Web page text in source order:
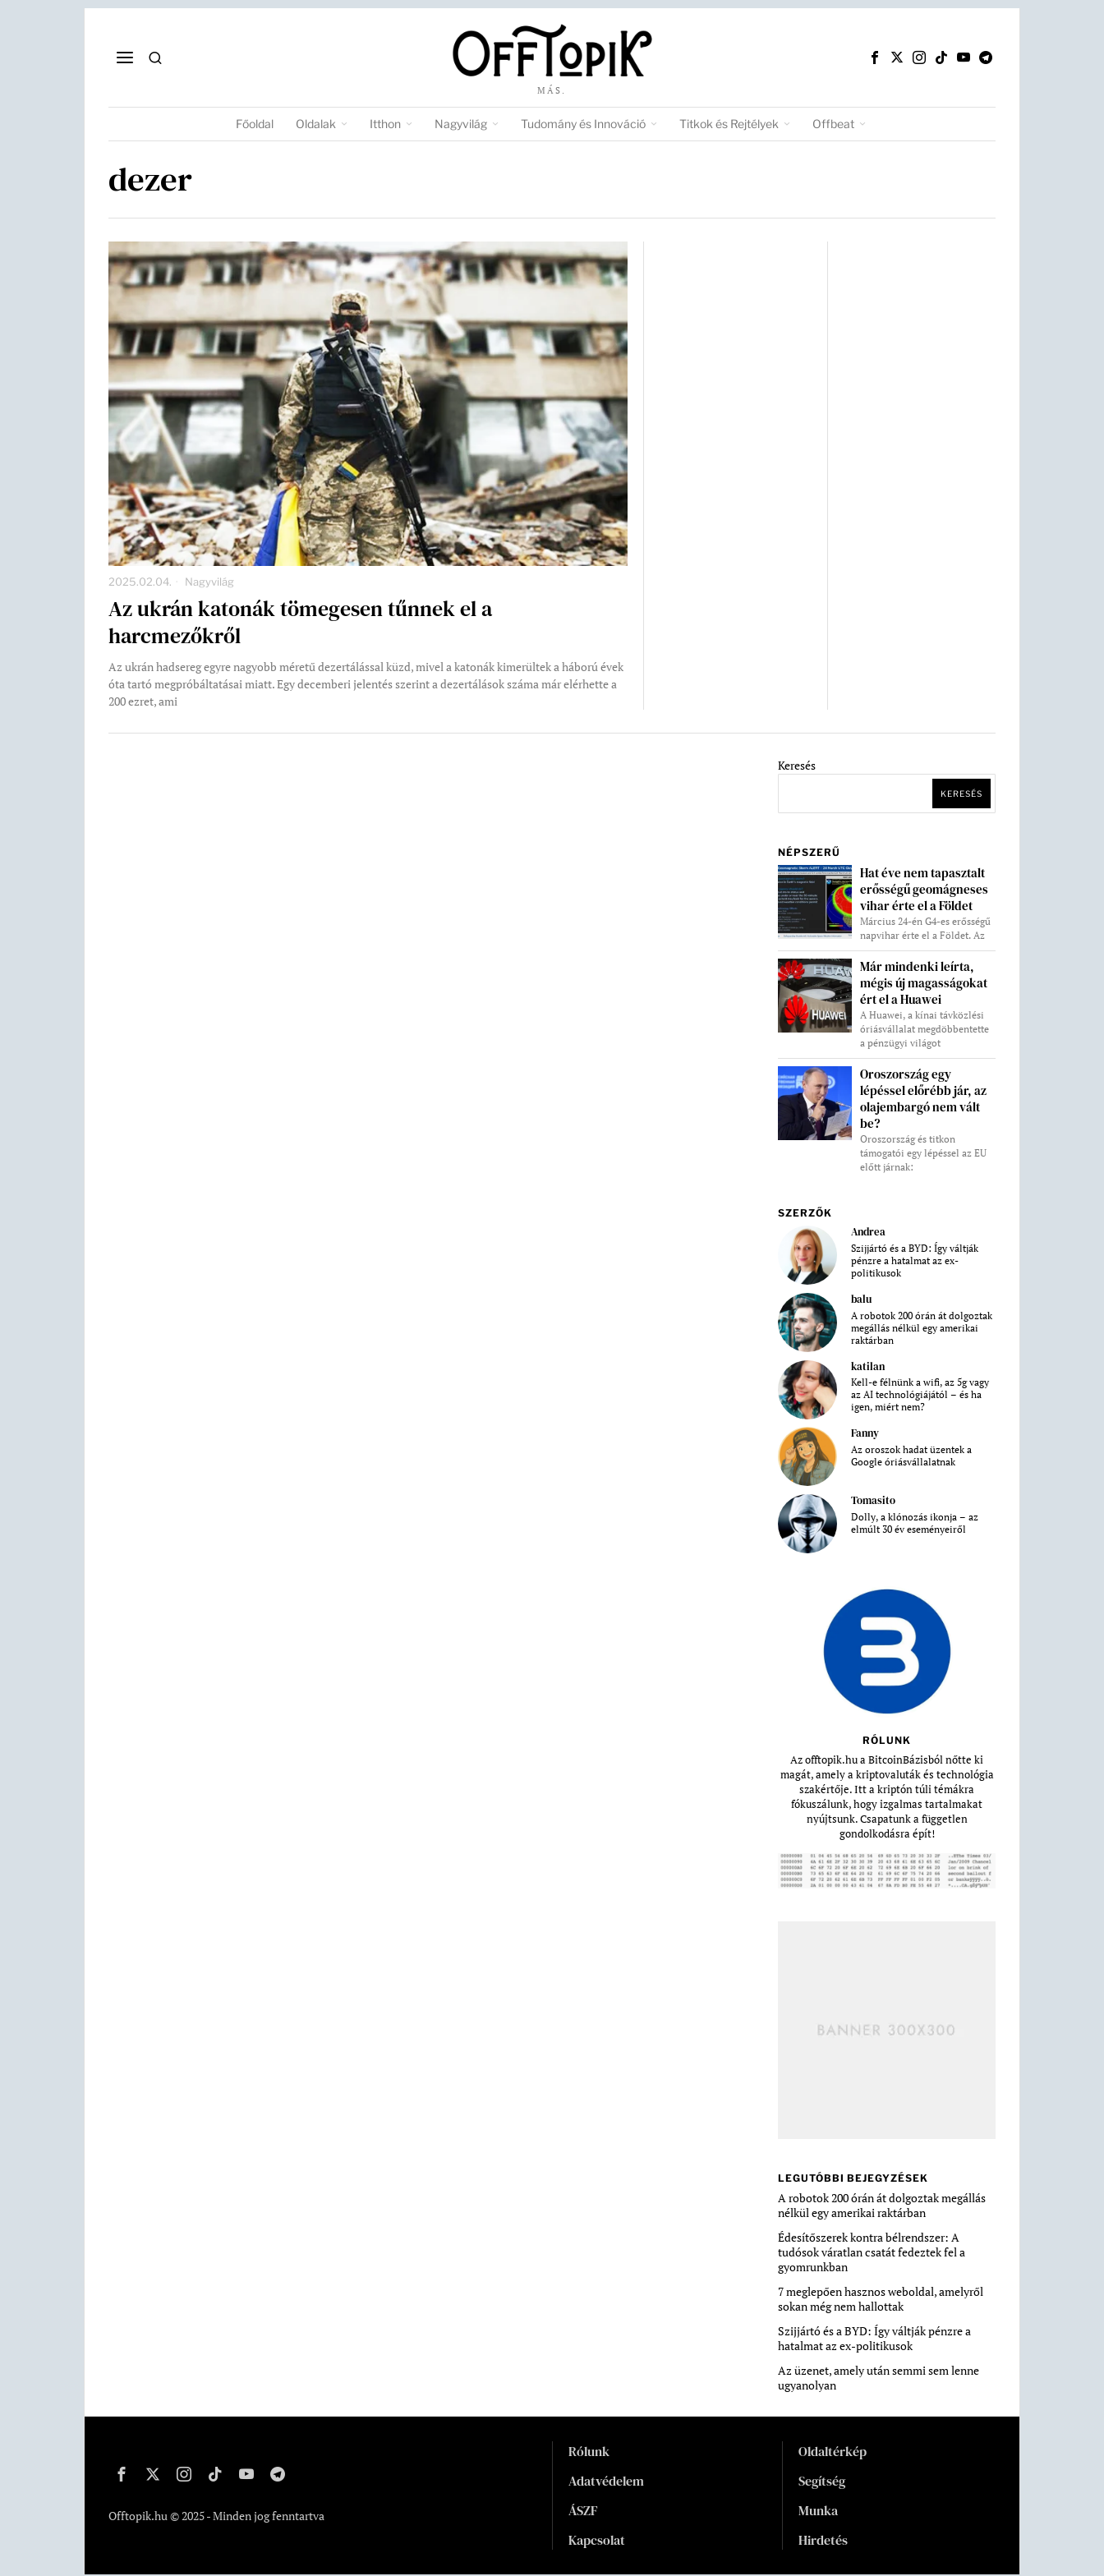
MÁS.
Főoldal Oldalak Itthon Nagyvilág Tudomány és Innováció Titkok és Rejtélyek Offbeat
dezer
2025.02.04. Nagyvilág
Az ukrán katonák tömegesen tűnnek el a
harcmezőkről
Az ukrán hadsereg egyre nagyobb méretű dezertálással küzd, mivel a katonák kimerültek a háború évek
óta tartó megpróbáltatásai miatt. Egy decemberi jelentés szerint a dezertálások száma már elérhette a
200 ezret, ami
Keresés
KERESÉS
NÉPSZERŰ
Hat éve nem tapasztalt
erősségű geomágneses
vihar érte el a Földet
Március 24-én G4-es erősségű
napvihar érte el a Földet. Az
Már mindenki leírta,
mégis új magasságokat
ért el a Huawei
A Huawei, a kínai távközlési
óriásvállalat megdöbbentette
a pénzügyi világot
Oroszország egy
lépéssel előrébb jár, az
olajembargó nem vált
be?
Oroszország és titkon
támogatói egy lépéssel az EU
előtt járnak:
SZERZŐK
Andrea
Szijjártó és a BYD: Így váltják
pénzre a hatalmat az ex-
politikusok
balu
A robotok 200 órán át dolgoztak
megállás nélkül egy amerikai
raktárban
katilan
Kell-e félnünk a wifi, az 5g vagy
az AI technológiájától – és ha
igen, miért nem?
Fanny
Az oroszok hadat üzentek a
Google óriásvállalatnak
Tomasito
Dolly, a klónozás ikonja – az
elmúlt 30 év eseményeiről
RÓLUNK
Az offtopik.hu a BitcoinBázisból nőtte ki
magát, amely a kriptovaluták és technológia
szakértője. Itt a kriptón túli témákra
fókuszálunk, hogy izgalmas tartalmakat
nyújtsunk. Csapatunk a független
gondolkodásra épít!
LEGUTÓBBI BEJEGYZÉSEK
A robotok 200 órán át dolgoztak megállás
nélkül egy amerikai raktárban
Édesítőszerek kontra bélrendszer: A
tudósok váratlan csatát fedeztek fel a
gyomrunkban
7 meglepően hasznos weboldal, amelyről
sokan még nem hallottak
Szijjártó és a BYD: Így váltják pénzre a
hatalmat az ex-politikusok
Az üzenet, amely után semmi sem lenne
ugyanolyan
Offtopik.hu © 2025 - Minden jog fenntartva
Rólunk
Adatvédelem
ÁSZF
Kapcsolat
Oldaltérkép
Segítség
Munka
Hirdetés